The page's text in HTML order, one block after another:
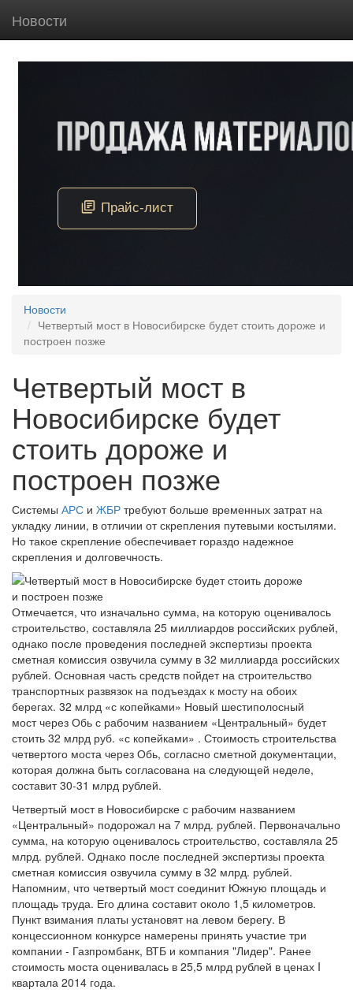
Новости
Новости
Четвертый мост в Новосибирске будет стоить дороже и
построен позже
Четвертый мост в
Новосибирске будет
стоить дороже и
построен позже
Системы АРС и ЖБР требуют больше временных затрат на
укладку линии, в отличии от скрепления путевыми костылями.
Но такое скрепление обеспечивает гораздо надежное
скрепления и долговечность.
Отмечается, что изначально сумма, на которую оценивалось
строительство, составляла 25 миллиардов российских рублей,
однако после проведения последней экспертизы проекта
сметная комиссия озвучила сумму в 32 миллиарда российских
рублей. Основная часть средств пойдет на строительство
транспортных развязок на подъездах к мосту на обоих
берегах. 32 млрд «с копейками» Новый шестиполосный
мост через Обь с рабочим названием «Центральный» будет
стоить 32 млрд руб. «с копейками» . Стоимость строительства
четвертого моста через Обь, согласно сметной документации,
которая должна быть согласована на следующей неделе,
составит 30-31 млрд рублей.
Четвертый мост в Новосибирске с рабочим названием
«Центральный» подорожал на 7 млрд. рублей. Первоначально
сумма, на которую оценивалось строительство, составляла 25
млрд. рублей. Однако после последней экспертизы проекта
сметная комиссия озвучила сумму в 32 млрд. рублей.
Напомним, что четвертый мост соединит Южную площадь и
площадь труда. Его длина составит около 1,5 километров.
Пункт взимания платы установят на левом берегу. В
концессионном конкурсе намерены принять участие три
компании - Газпромбанк, ВТБ и компания "Лидер". Ранее
стоимость моста оценивалась в 25,5 млрд рублей в ценах I
квартала 2014 года.